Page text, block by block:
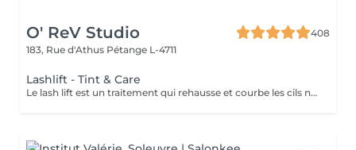
O' ReV Studio
408
183, Rue d'Athus Pétange L-4711
Lashlift - Tint & Care
Le lash lift est un traitement qui rehausse et courbe les cils naturels pour un effet plus long et volumineux, sans extensions. Le résultat donne des cils bien définis et ouverts, pour un regard intensifié qui dure entre six et huit semaines. Cette prestation inclut la teinture et le soin des cils.